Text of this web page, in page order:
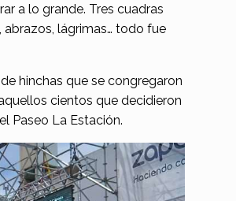
a lo grande. Tres cuadras
lágrimas… todo fue
hinchas que se congregaron
cientos que decidieron
Paseo La Estación.